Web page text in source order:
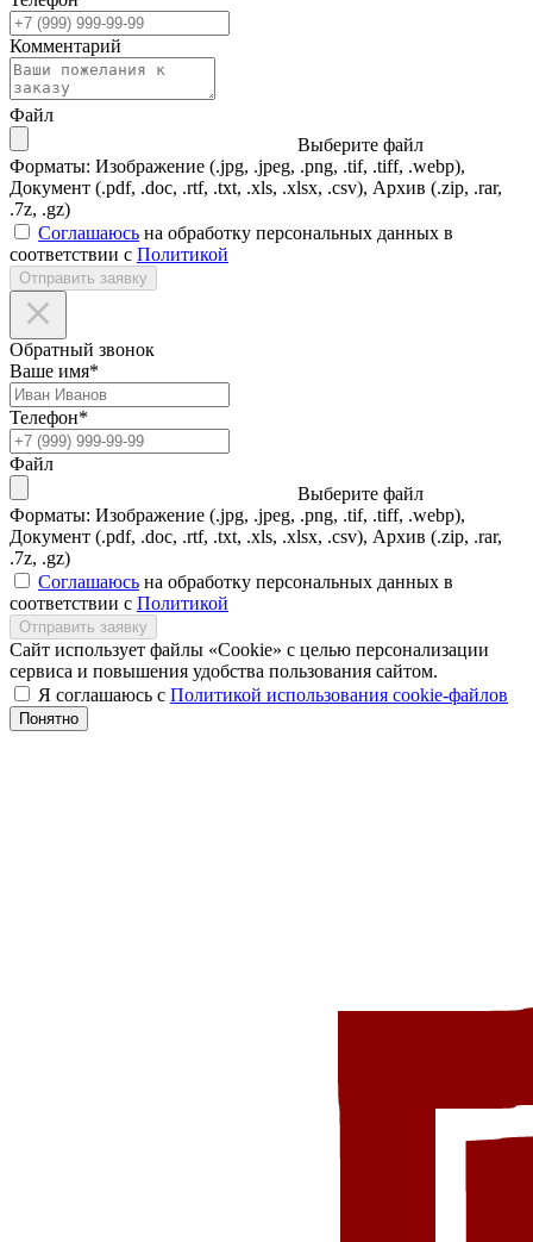
Комментарий
Файл
Выберите файл
Форматы: Изображение (.jpg, .jpeg, .png, .tif, .tiff, .webp),
Документ (.pdf, .doc, .rtf, .txt, .xls, .xlsx, .csv), Архив (.zip, .rar,
.7z, .gz)
Соглашаюсь на обработку персональных данных в
соответствии с Политикой
Отправить заявку
Обратный звонок
Ваше имя*
Телефон*
Файл
Выберите файл
Форматы: Изображение (.jpg, .jpeg, .png, .tif, .tiff, .webp),
Документ (.pdf, .doc, .rtf, .txt, .xls, .xlsx, .csv), Архив (.zip, .rar,
.7z, .gz)
Соглашаюсь на обработку персональных данных в
соответствии с Политикой
Отправить заявку
Сайт использует файлы «Cookie» с целью персонализации
сервиса и повышения удобства пользования сайтом.
Я соглашаюсь с Политикой использования cookie-файлов
Понятно